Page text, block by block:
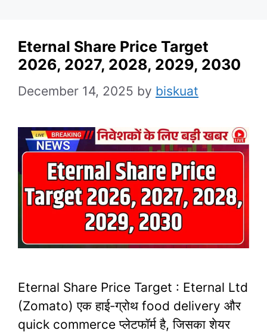
Eternal Share Price Target
2026, 2027, 2028, 2029, 2030
December 14, 2025 by biskuat
Eternal Share Price Target : Eternal Ltd
(Zomato) एक हाई‑ग्रोथ food delivery और
quick commerce प्लेटफॉर्म है, जिसका शेयर